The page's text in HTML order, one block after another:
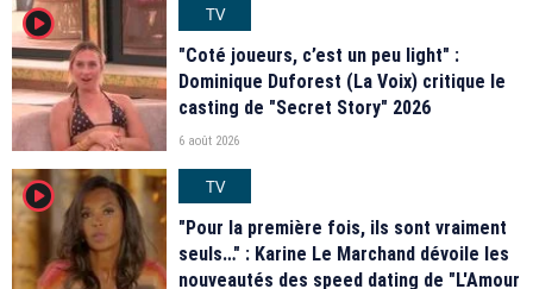
player2
TV
"Coté joueurs, c’est un peu light" :
Dominique Duforest (La Voix) critique le
casting de "Secret Story" 2026
6 août 2026
player2
TV
"Pour la première fois, ils sont vraiment
seuls…" : Karine Le Marchand dévoile les
nouveautés des speed dating de "L'Amour